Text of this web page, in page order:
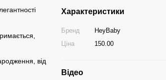
від
Характеристики
Бренд
HeyBaby
Ціна
150.00
Відео